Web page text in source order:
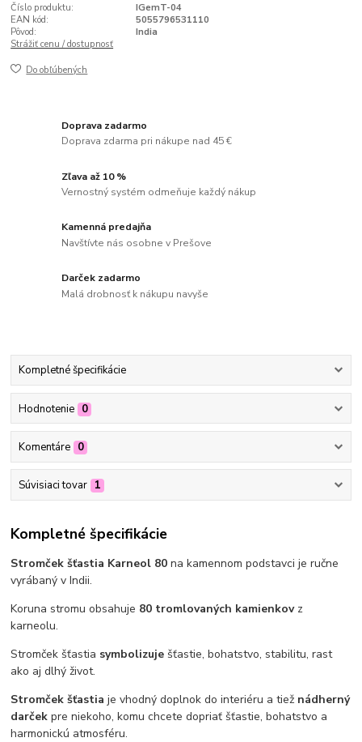
Číslo produktu:
IGemT-04
EAN kód:
5055796531110
Pôvod:
India
Strážiť cenu / dostupnosť
Do obľúbených
Doprava zadarmo
Doprava zdarma pri nákupe nad 45 €
Zľava až 10 %
Vernostný systém odmeňuje každý nákup
Kamenná predajňa
Navštívte nás osobne v Prešove
Darček zadarmo
Malá drobnosť k nákupu navyše
Kompletné špecifikácie
Hodnotenie 0
Komentáre 0
Súvisiaci tovar 1
Kompletné špecifikácie
Stromček šťastia Karneol 80na kamennom podstavci je ručne
vyrábaný v Indii.
Koruna stromu obsahuje 80 tromlovaných kamienkovz
karneolu.
Stromček šťastia symbolizuje šťastie, bohatstvo, stabilitu, rast
ako aj dlhý život.
Stromček šťastiaje vhodný doplnok do interiéru a tiež nádherný
darček pre niekoho, komu chcete dopriať šťastie, bohatstvo a
harmonickú atmosféru.